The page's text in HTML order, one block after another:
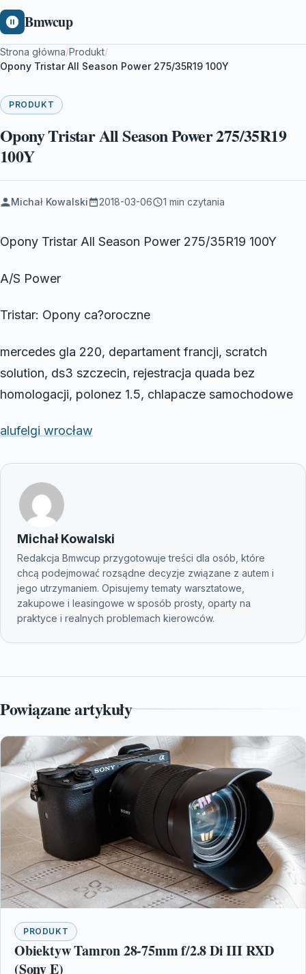
Bmwcup
Strona główna/Produkt/
Opony Tristar All Season Power 275/35R19 100Y
PRODUKT
Opony Tristar All Season Power 275/35R19
100Y
Michał Kowalski 2018-03-06 1 min czytania
Opony Tristar All Season Power 275/35R19 100Y
A/S Power
Tristar: Opony ca?oroczne
mercedes gla 220, departament francji, scratch
solution, ds3 szczecin, rejestracja quada bez
homologacji, polonez 1.5, chlapacze samochodowe
alufelgi wrocław
Michał Kowalski
Redakcja Bmwcup przygotowuje treści dla osób, które
chcą podejmować rozsądne decyzje związane z autem i
jego utrzymaniem. Opisujemy tematy warsztatowe,
zakupowe i leasingowe w sposób prosty, oparty na
praktyce i realnych problemach kierowców.
Powiązane artykuły
PRODUKT
Obiektyw Tamron 28-75mm f/2.8 Di III RXD
(Sony E)